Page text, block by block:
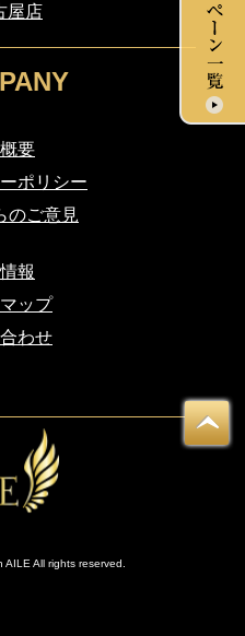
屋店
要
ポリシー
のご意見
報
ップ
わせ
All rights reserved.